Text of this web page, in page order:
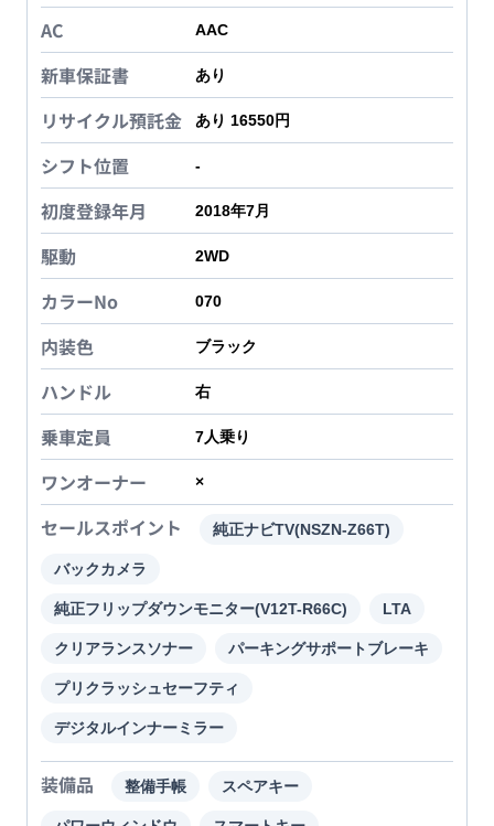
AC AAC
新車保証書 あり
リサイクル預託金 あり 16550円
シフト位置 -
初度登録年月 2018年7月
駆動 2WD
カラーNo 070
内装色 ブラック
ハンドル 右
乗車定員 7人乗り
ワンオーナー ×
セールスポイント 純正ナビTV(NSZN-Z66T)
バックカメラ
純正フリップダウンモニター(V12T-R66C) LTA
クリアランスソナー パーキングサポートブレーキ
プリクラッシュセーフティ
デジタルインナーミラー
装備品 整備手帳 スペアキー